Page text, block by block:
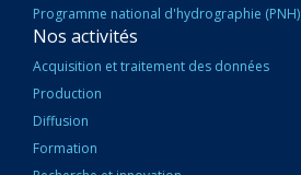
Programme national d'hydrographie (PNH)
Nos activités
Acquisition et traitement des données
Production
Diffusion
Formation